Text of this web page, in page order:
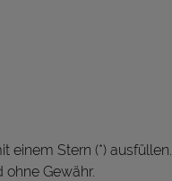
einem Stern (*) ausfüllen.
Gewähr.